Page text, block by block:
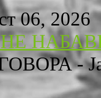
06, 2026
-